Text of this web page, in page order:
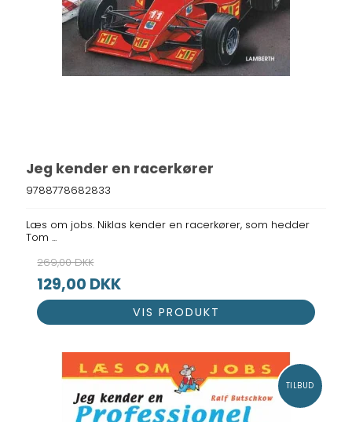
Jeg kender en racerkører
9788778682833
Læs om jobs. Niklas kender en racerkører, som hedder
Tom ...
269,00 DKK
129,00 DKK
VIS PRODUKT
TILBUD